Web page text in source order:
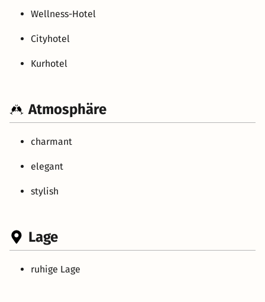
Wellness-Hotel
Cityhotel
Kurhotel
Atmosphäre
charmant
elegant
stylish
Lage
ruhige Lage